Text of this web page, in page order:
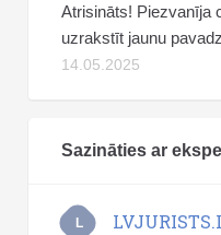
Atrisināts! Piezvanīja
uzrakstīt jaunu
14.05.2025
Sazināties ar
L